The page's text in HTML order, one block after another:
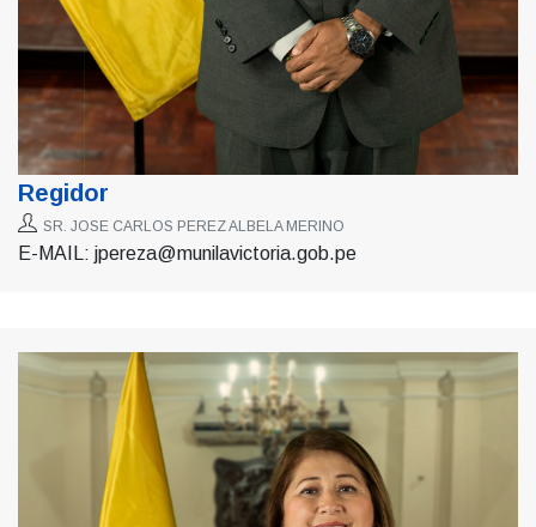
Regidor
SR. JOSE CARLOS PEREZ ALBELA MERINO
E-MAIL: jpereza@munilavictoria.gob.pe